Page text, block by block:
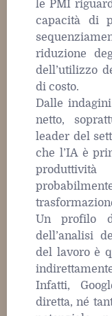
le PMI
capacità di
riduzione
dell’utilizzo
di costo.
Dalle
netto,
leader del
che l’IA è
Un profilo
dell’analisi
del lavoro è
Infatti,
diretta, né